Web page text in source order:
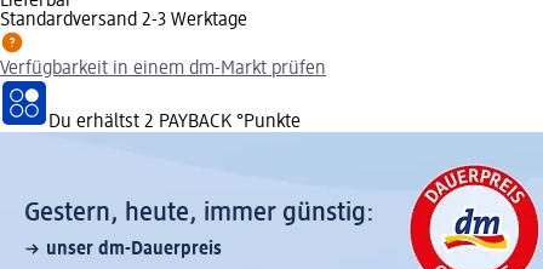
Standardversand 2-3 Werktage
Verfügbarkeit in einem dm-Markt prüfen
Du erhältst 2 PAYBACK °Punkte
Gestern, heute, immer günstig:
unser dm-Dauerpreis